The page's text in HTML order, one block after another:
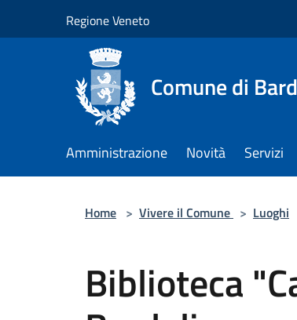
Regione Veneto
Comune di
Amministrazione Novità Servizi
Home > Vivere il Comune > Luoghi
Biblioteca